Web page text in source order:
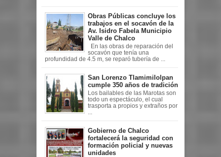
Obras Públicas concluye los
trabajos en el socavón de la
Av. Isidro Fabela Municipio
Valle de Chalco
En las obras de reparación del
socavón que tenía una
profundidad de 4.5 m, se reparó tubería de ...
San Lorenzo Tlamimilolpan
cumple 350 años de tradición
Los bailables de las Marotas son
todo un espectáculo, el cual
trasporta a propios y extraños por
Gobierno de Chalco
fortalecerá la seguridad con
formación policial y nuevas
unidades